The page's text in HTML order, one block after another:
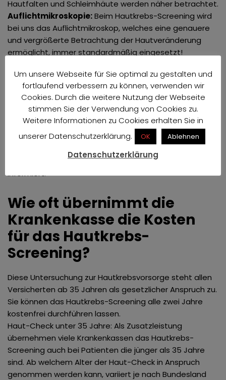
Hautfalten und Schleimhäute werden näher betrachtet.
Auflichtmikroskopie:Beim Hautkrebs-Screening wird
bei uns das Auflichtmikroskop, welches eine genauere
und vergrößerte Betrachtung der Hautveränderung
ermöglicht, immer standardmäßig eingesetzt!
wird mit Ihnen das weitere Vorgehen besprechen. In
den meisten Fällen wird in einem weiteren Termin eine
Gewebeprobe entnommen oder die verdächtige
Hautstelle direkt entfernt. Zur Abklärung wird diese zur
Untersuchung in ein Labor geschickt.
Beratung:Neben der ärztlichen Untersuchung werden
Sie über Ihr persönliches Hautkrebsrisiko aufgeklärt
sowie über geeignete Hautschutzmaßnahmen
informiert.
Wie oft übernimmt die
Krankenkasse die Kosten
für das Hautkrebs-
Screening?
Diese Untersuchung zur Hautkrebsvorsorge steht allen
Versicherten ab 35 Jahren als gesetzlicher Anspruch zu.
Sie können das Hautkrebs-Screening alle zwei Jahre
kostenfrei durchführen lassen.
Haut-Check unter 35 Jahre: Als Zusatzleistung
übernehmen viele Krankenkassen das Hautkrebs-
Screening auch bei Patienten die jünger als 35 Jahre
sind. Ab welchem Alter der Haut-Check in Anspruch
genommen werden kann, variiert je nach Bundesland
Um unsere Webseite für Sie optimal zu gestalten und
fortlaufend verbessern zu können, verwenden wir
Cookies. Durch die weitere Nutzung der Webseite
stimmen Sie der Verwendung von Cookies zu.
Weitere Informationen zu Cookies erhalten Sie in
unserer Datenschutzerklärung.
OK Ablehnen
Datenschutzerklärung
Oberarmstraffung (Brachioplastik)
Baby Botox
HyalVital